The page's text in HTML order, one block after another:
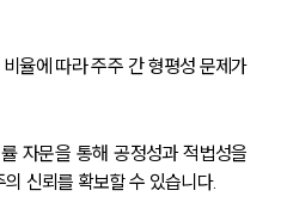
율에 따라 주주 간 형평성 문제가
자문을 통해 공정성과 적법성을
신뢰를 확보할 수 있습니다.